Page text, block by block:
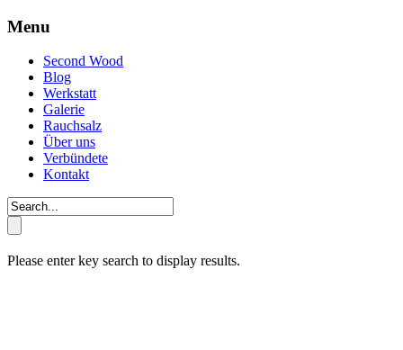
Menu
Second Wood
Blog
Werkstatt
Galerie
Rauchsalz
Über uns
Verbündete
Kontakt
Please enter key search to display results.